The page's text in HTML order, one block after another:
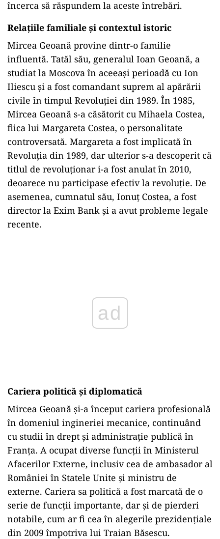
încerca să răspundem la aceste întrebări.
Relațiile familiale și contextul istoric
Mircea Geoană provine dintr-o familie
influentă. Tatăl său, generalul Ioan Geoană, a
studiat la Moscova în aceeași perioadă cu Ion
Iliescu și a fost comandant suprem al apărării
civile în timpul Revoluției din 1989. În 1985,
Mircea Geoană s-a căsătorit cu Mihaela Costea,
fiica lui Margareta Costea, o personalitate
controversată. Margareta a fost implicată în
Revoluția din 1989, dar ulterior s-a descoperit că
titlul de revoluționar i-a fost anulat în 2010,
deoarece nu participase efectiv la revoluție. De
asemenea, cumnatul său, Ionuț Costea, a fost
director la Exim Bank și a avut probleme legale
recente.
Cariera politică și diplomatică
Mircea Geoană și-a început cariera profesională
în domeniul ingineriei mecanice, continuând
cu studii în drept și administrație publică în
Franța. A ocupat diverse funcții în Ministerul
Afacerilor Externe, inclusiv cea de ambasador al
României în Statele Unite și ministru de
externe. Cariera sa politică a fost marcată de o
serie de funcții importante, dar și de pierderi
notabile, cum ar fi cea în alegerile prezidențiale
din 2009 împotriva lui Traian Băsescu.